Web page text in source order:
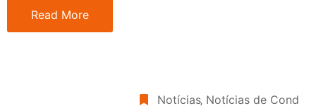
Read More
Notícias‚ Notícias de Cond